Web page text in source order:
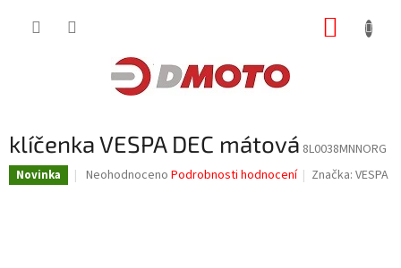
klíčenka VESPA DEC mátová 8L0038MNNORG
Novinka
Průměrné
Neohodnoceno Podrobnosti hodnocení Značka:VESPA